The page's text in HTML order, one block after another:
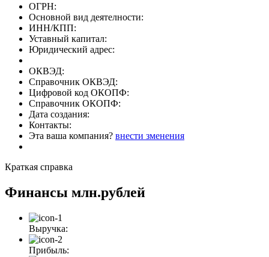
ОГРН:
Основной вид деятелности:
ИНН/КПП:
Уставный капитал:
Юридический адрес:
ОКВЭД:
Справочник ОКВЭД:
Цифровой код ОКОПФ:
Справочник ОКОПФ:
Дата создания:
Контакты:
Эта ваша компания? внести зменения
Краткая справка
Финансы млн.рублей
Выручка:
Прибыль: